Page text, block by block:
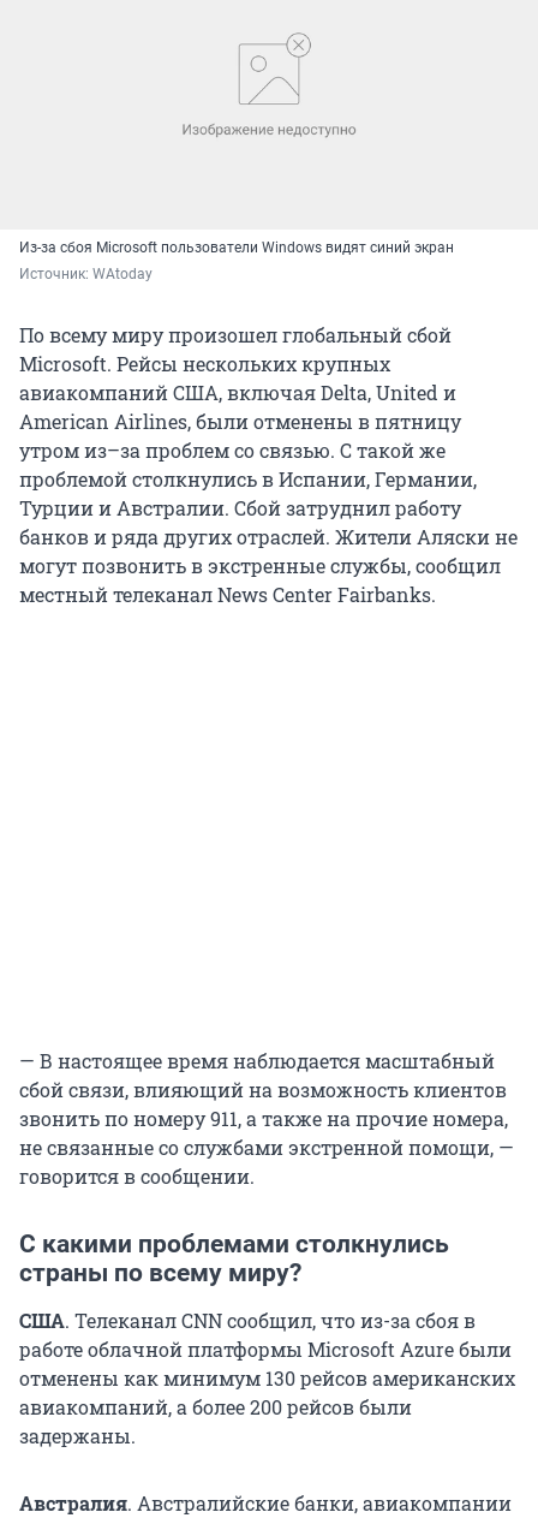
Из-за сбоя Microsoft пользователи Windows видят синий экран
Источник: WAtoday
По всему миру произошел глобальный сбой
Microsoft. Рейсы нескольких крупных
авиакомпаний США, включая Delta, United и
American Airlines, были отменены в пятницу
утром из–за проблем со связью. С такой же
проблемой столкнулись в Испании, Германии,
Турции и Австралии. Сбой затруднил работу
банков и ряда других отраслей. Жители Аляски не
могут позвонить в экстренные службы, сообщил
местный телеканал News Center Fairbanks.
— В настоящее время наблюдается масштабный
сбой связи, влияющий на возможность клиентов
звонить по номеру 911, а также на прочие номера,
не связанные со службами экстренной помощи, —
говорится в сообщении.
С какими проблемами столкнулись
страны по всему миру?
США. Телеканал CNN сообщил, что из-за сбоя в
работе облачной платформы Microsoft Azure были
отменены как минимум 130 рейсов американских
авиакомпаний, а более 200 рейсов были
задержаны.
Австралия. Австралийские банки, авиакомпании